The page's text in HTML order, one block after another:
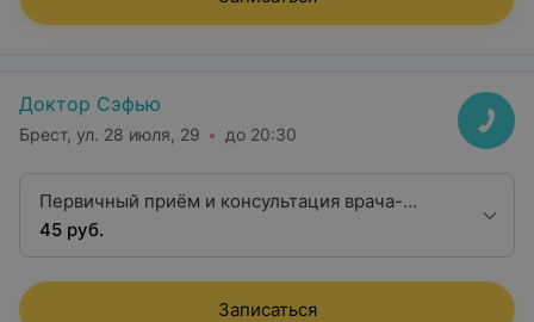
Доктор Сэфью
Брест, ул. 28 июля, 29 до 20:30
Первичный приём и консультация врача-
педиатра
45 руб.
Записаться